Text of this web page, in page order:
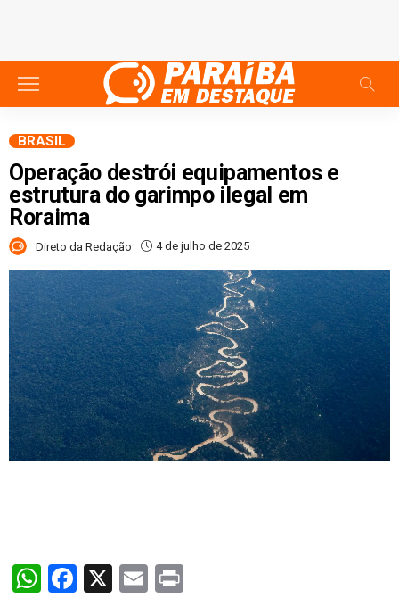
BRASIL
Operação destrói equipamentos e
estrutura do garimpo ilegal em
Roraima
Direto da Redação 4 de julho de 2025
WhatsApp
Facebook
X Email